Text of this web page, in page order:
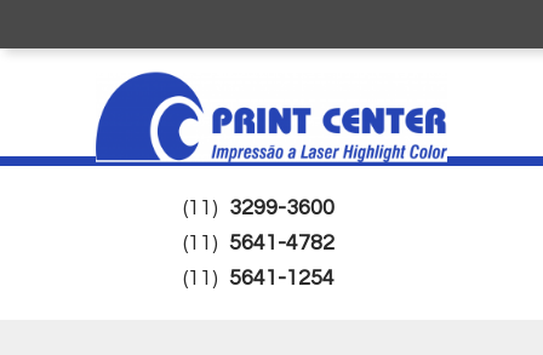
(11) 3299-3600
(11) 5641-4782
(11) 5641-1254